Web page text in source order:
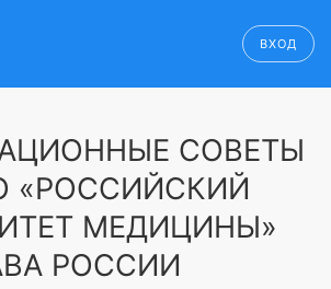
ВХОД
СОВЕТЫ
«РОССИЙСКИЙ
МЕДИЦИНЫ»
РОССИИ